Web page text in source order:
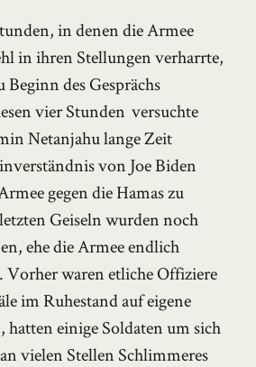
in denen die Armee
in ihren Stellungen verharrte,
des Gesprächs
vier Stunden versuchte
Netanjahu lange Zeit
von Joe Biden
gegen die Hamas zu
Geiseln wurden noch
ehe die Armee endlich
Vorher waren etliche Offiziere
im Ruhestand auf eigene
hatten einige Soldaten um sich
vielen Stellen Schlimmeres